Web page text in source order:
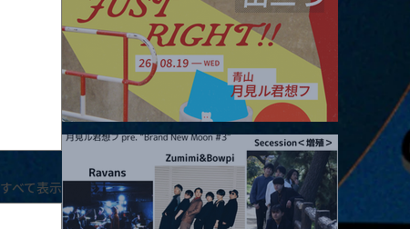
すべて表示
2026.08.19 |【観覧】JUST RIGHT!! vol.27